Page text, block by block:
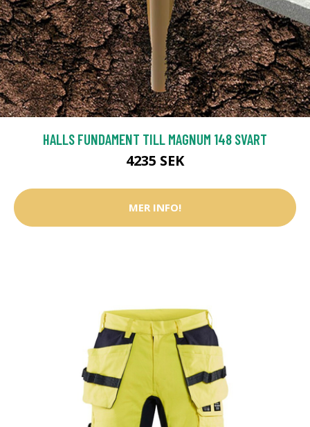
HALLS FUNDAMENT TILL MAGNUM 148 SVART
4235 SEK
MER INFO!